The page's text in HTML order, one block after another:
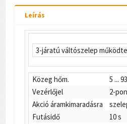
Leírás
3-járatú váltószelep
Közeg hőm.
5 ...
Vezérlőjel
2-
Akció áramkimaradásra
Futásidő
10 s